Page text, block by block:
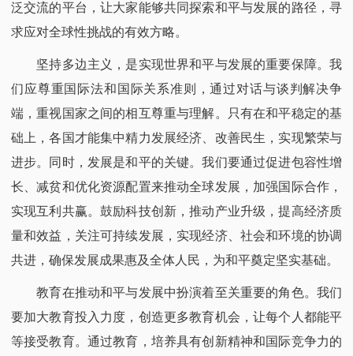
泛交流的平台，让大家能够共同探索和平与发展的路径，寻
求应对全球性挑战的有效方略。​
坚持多边主义，是实现世界和平与发展的重要保障。我
们应尊重国际法和国际关系准则，通过对话与谈判解决争
端，重视国家之间的相互尊重与理解。只有在和平稳定的基
础上，各国才能集中精力发展经济、改善民生，实现繁荣与
进步。同时，发展是和平的关键。我们要通过促进包容性增
长、减贫和优化资源配置来推动全球发展，加强国际合作，
实现互利共赢。鼓励科技创新，推动产业升级，提高经济质
量和效益，关注可持续发展，实现经济、社会和环境的协调
共进，确保发展成果惠及全体人民，为和平奠定坚实基础。​
教育在推动和平与发展中扮演着至关重要的角色。我们
要加大教育投入力度，创造更多教育机会，让每个人都能平
等接受教育。通过教育，培养具有创新精神和国际竞争力的